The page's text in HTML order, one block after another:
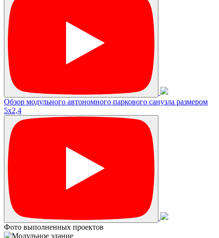
Обзор модульного автономного паркового санузла размером
5х2,4
Фото выполненных проектов